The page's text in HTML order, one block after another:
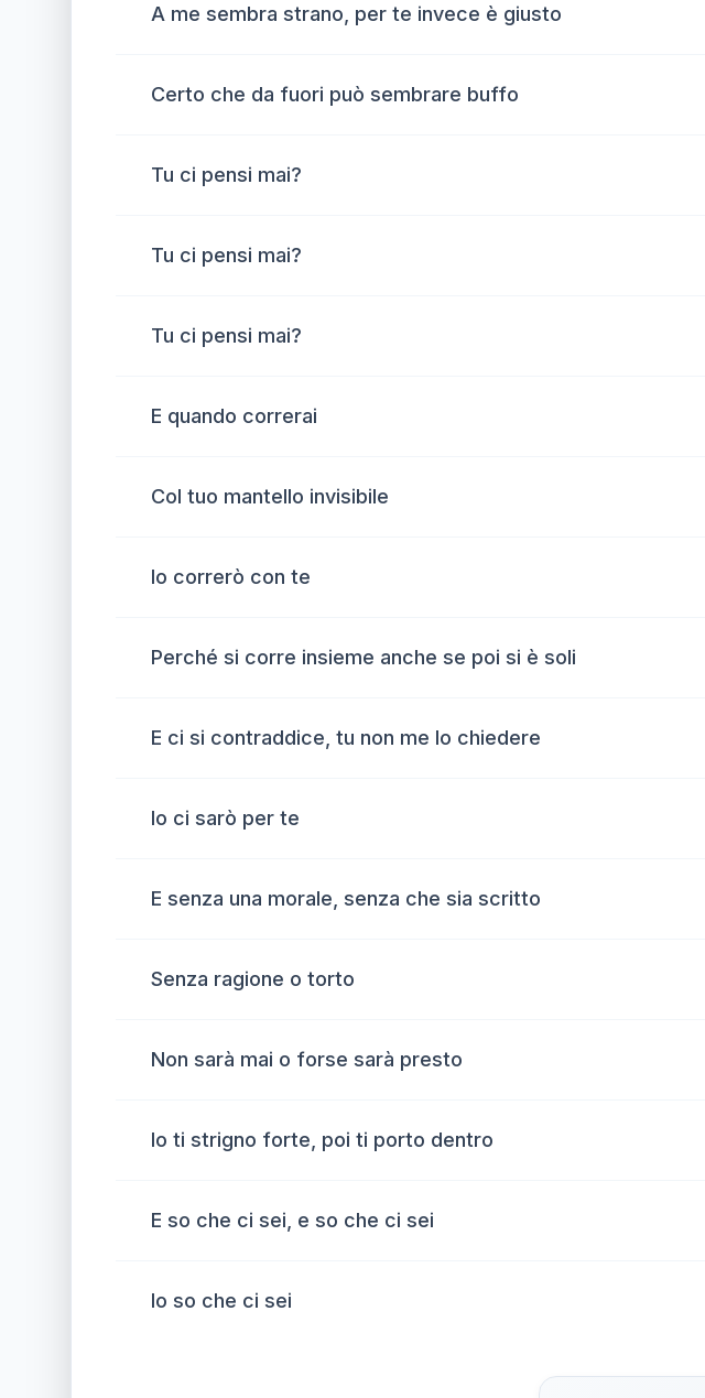
A me sembra strano, per te invece è giusto
Certo che da fuori può sembrare buffo
Tu ci pensi mai?
Tu ci pensi mai?
Tu ci pensi mai?
E quando correrai
Col tuo mantello invisibile
Io correrò con te
Perché si corre insieme anche se poi si è soli
E ci si contraddice, tu non me lo chiedere
Io ci sarò per te
E senza una morale, senza che sia scritto
Senza ragione o torto
Non sarà mai o forse sarà presto
Io ti strigno forte, poi ti porto dentro
E so che ci sei, e so che ci sei
Io so che ci sei